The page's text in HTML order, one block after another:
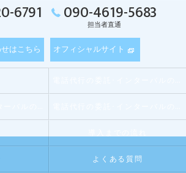
6791 090-4619-5683
担当者直通
はこちら オフィシャルサイト
よくある質問